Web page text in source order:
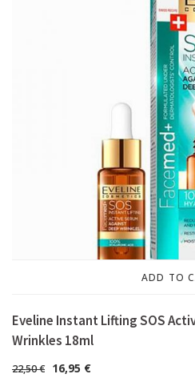
ADD TO
Eveline Instant Lifting SOS
Wrinkles 18ml
22,50€ 16,95 €